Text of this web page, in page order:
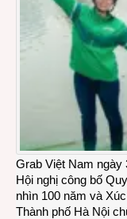
Grab Việt Nam ngày
Hội nghị công bố
nhìn 100 năm và
Thành phố Hà Nội